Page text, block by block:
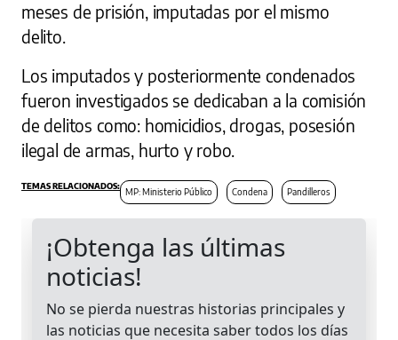
meses de prisión, imputadas por el mismo
delito.
Los imputados y posteriormente condenados
fueron investigados se dedicaban a la comisión
de delitos como: homicidios, drogas, posesión
ilegal de armas, hurto y robo.
MP: Ministerio Público Condena Pandilleros